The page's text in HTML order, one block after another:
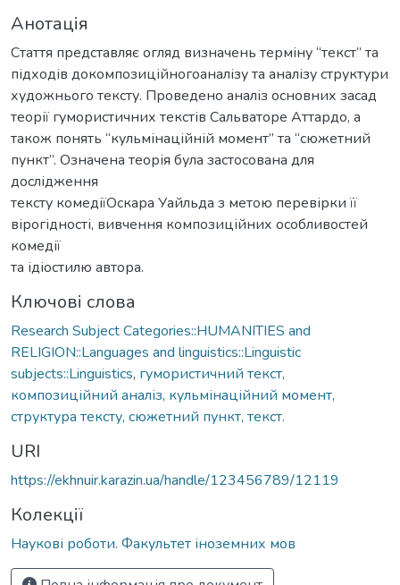
Анотація
Стаття представляє огляд визначень терміну “текст” та
підходів докомпозиційногоаналізу та аналізу структури
художнього тексту. Проведено аналіз основних засад
теорії гумористичних текстів Сальваторе Аттардо, а
також понять “кульмінаційній момент” та “сюжетний
пункт”. Означена теорія була застосована для
дослідження
тексту комедіїОскара Уайльда з метою перевірки її
вірогідності, вивчення композиційних особливостей
комедії
та ідіостилю автора.
Ключові слова
Research Subject Categories::HUMANITIES and
RELIGION::Languages and linguistics::Linguistic
subjects::Linguistics, гумористичний текст,
композиційний аналіз, кульмінаційний момент,
структура тексту, сюжетний пункт, текст.
URI
https://ekhnuir.karazin.ua/handle/123456789/12119
Колекції
Наукові роботи. Факультет іноземних мов